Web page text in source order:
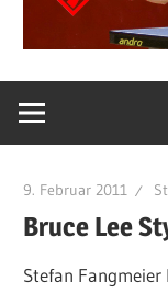
9. Februar 2011
Bruce Lee
Stefan